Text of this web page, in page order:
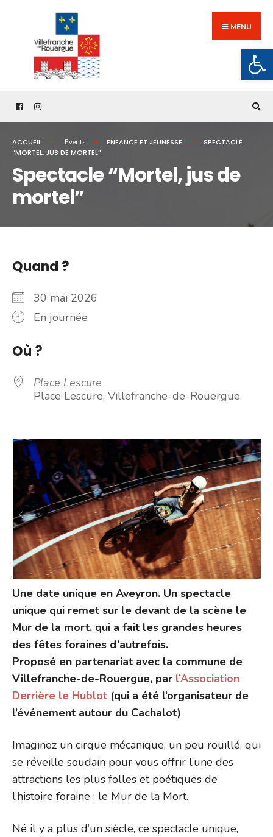
content
MENU
ACCUEIL Events ENFANCE ET JEUNESSE
SPECTACLE
“MORTEL, JUS DE MORTEL”
Spectacle “Mortel, jus de
mortel”
Quand ?
30 mai 2026
En journée
Où ?
Place Lescure
Place Lescure, Villefranche-de-Rouergue
Une date unique en Aveyron. Un spectacle
unique qui remet sur le devant de la scène le
Mur de la mort, qui a fait les grandes heures
des fêtes foraines d’autrefois.
Proposé en partenariat avec la commune de
Villefranche-de-Rouergue, par l’Association
Derrière le Hublot (qui a été l’organisateur de
l’événement autour du Cachalot)
Imaginez un cirque mécanique, un peu rouillé, qui
se réveille soudain pour vous offrir l’une des
attractions les plus folles et poétiques de
l’histoire foraine : le Mur de la Mort.
Né il y a plus d’un siècle, ce spectacle unique,